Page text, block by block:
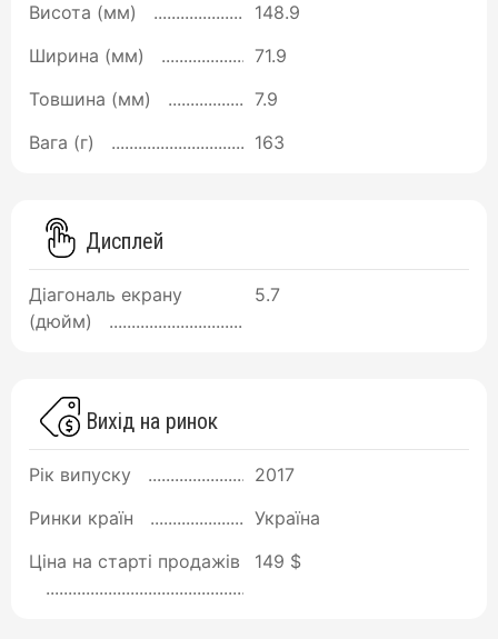
Висота (мм)
148.9
Ширина (мм)
71.9
Товшина (мм)
7.9
Вага (г)
163
Дисплей
Діагональ екрану
(дюйм)
5.7
Вихід на ринок
Рік випуску
2017
Ринки країн
Україна
Ціна на старті продажів
149 $